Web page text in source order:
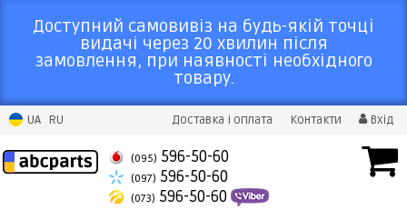
Доступний самовивіз на будь-якій точці
видачі через 20 хвилин після
замовлення, при наявності необхідного
товару.
UA RU Доставка і оплата Контакти Вхід
(095) 596-50-60
(097) 596-50-60
(073) 596-50-60